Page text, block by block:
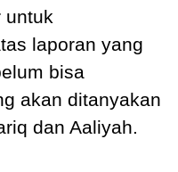
untuk
laporan yang
bisa
akan ditanyakan
dan Aaliyah.